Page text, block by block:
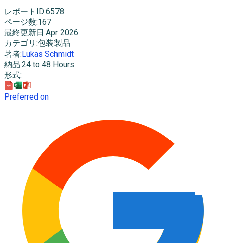
レポートID:6578
ページ数:167
最終更新日 :Apr 2026
カテゴリ :包装製品
著者: Lukas Schmidt
納品:24 to 48 Hours
形式:
Preferred on